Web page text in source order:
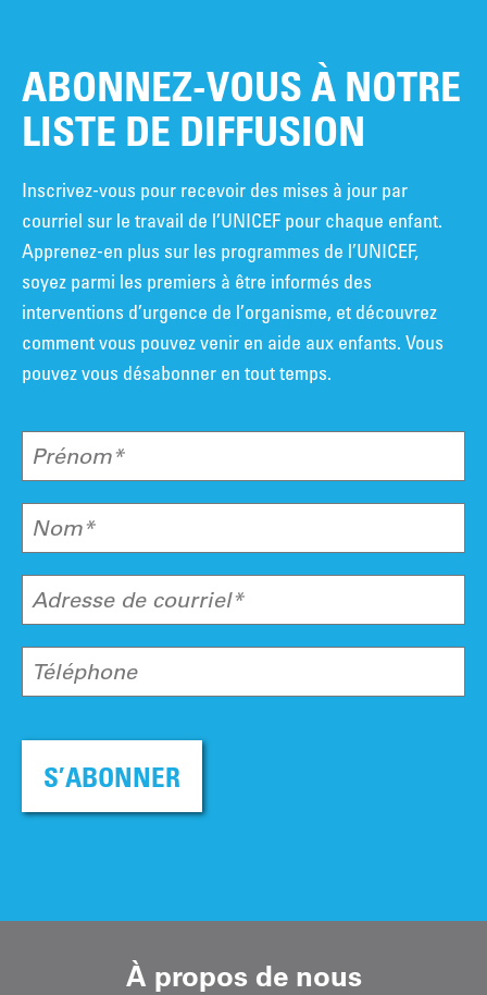
ABONNEZ-VOUS À NOTRE
LISTE DE DIFFUSION
Inscrivez-vous pour recevoir des mises à jour par
courriel sur le travail de l’UNICEF pour chaque enfant.
Apprenez-en plus sur les programmes de l’UNICEF,
soyez parmi les premiers à être informés des
interventions d’urgence de l’organisme, et découvrez
comment vous pouvez venir en aide aux enfants. Vous
pouvez vous désabonner en tout temps.
Prénom*
Nom*
Adresse de courriel*
Téléphone
S’ABONNER
À propos de nous